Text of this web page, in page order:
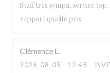
Staff très sympa, service
rapport qualité prix.
Clémence L
2026-08-05 - 12:45 -